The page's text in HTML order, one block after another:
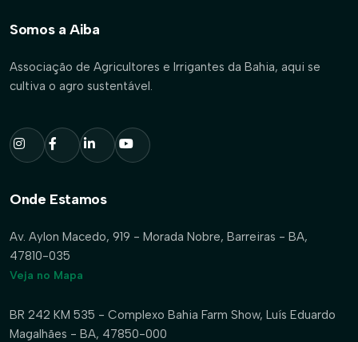
Somos a Aiba
Associação de Agricultores e Irrigantes da Bahia, aqui se
cultiva o agro sustentável.
Onde Estamos
Av. Aylon Macedo, 919 - Morada Nobre, Barreiras - BA,
47810-035
Veja no Mapa
BR 242 KM 535 - Complexo Bahia Farm Show, Luís Eduardo
Magalhães - BA, 47850-000